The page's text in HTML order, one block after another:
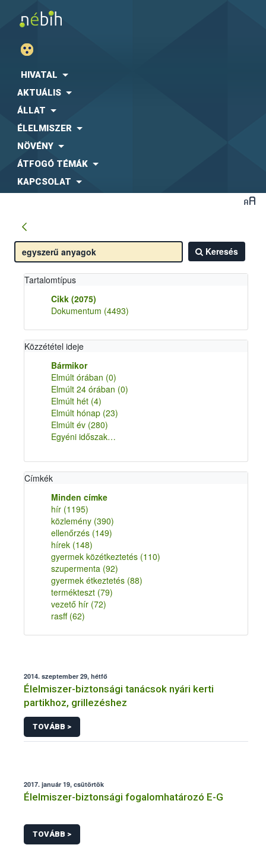
HIVATAL
AKTUÁLIS
ÁLLAT
ÉLELMISZER
NÖVÉNY
ÁTFOGÓ TÉMÁK
KAPCSOLAT
Keresés
Tartalomtípus
Cikk (2075)
Dokumentum (4493)
Közzététel ideje
Bármikor
Elmúlt órában (0)
Elmúlt 24 órában (0)
Elmúlt hét (4)
Elmúlt hónap (23)
Elmúlt év (280)
Egyéni időszak…
Címkék
Minden címke
hír (1195)
közlemény (390)
ellenőrzés (149)
hírek (148)
gyermek közétkeztetés (110)
szupermenta (92)
gyermek étkeztetés (88)
termékteszt (79)
vezető hír (72)
rasff (62)
2014. szeptember 29, hétfő
Élelmiszer-biztonsági tanácsok nyári kerti
partikhoz, grillezéshez
TOVÁBB >
2017. január 19, csütörtök
Élelmiszer-biztonsági fogalomhatározó E-G
TOVÁBB >